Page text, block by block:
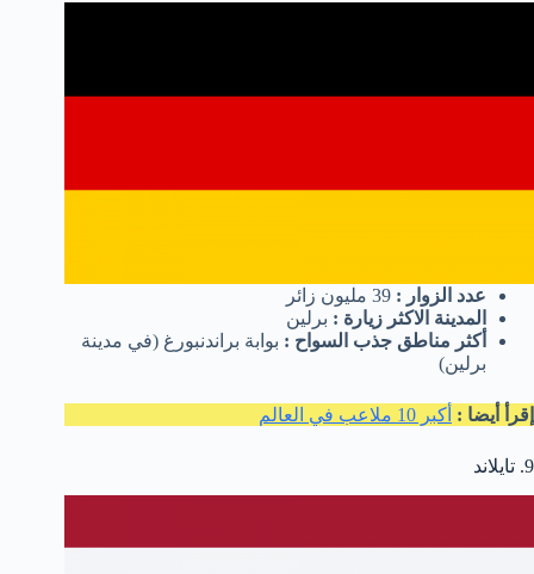
عدد الزوار :
المدينة الاكثر زيارة : برلين
أكثر مناطق جذب السواح : بوابة براندنبورغ (في مدينة
برلين)
إقرأ أيضا : أكبر 10 ملاعب في العالم
9. تايلاند